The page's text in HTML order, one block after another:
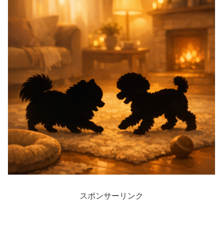
スポンサーリンク